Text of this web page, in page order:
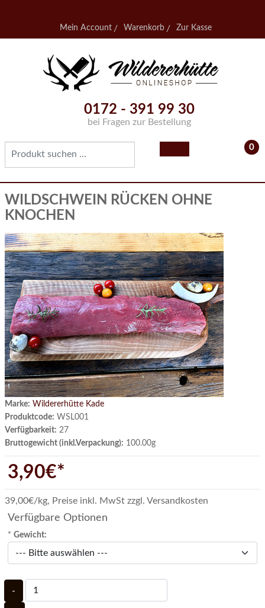
Mein Account Warenkorb Zur Kasse
0172 - 391 99 30
bei Fragen zur Bestellung
0
WILDSCHWEIN RÜCKEN OHNE
KNOCHEN
Marke: Wildererhütte Kade
Produktcode: WSL001
Verfügbarkeit: 27
Bruttogewicht (inkl.Verpackung): 100.00g
3,90€*
39,00€/kg, Preise inkl. MwSt zzgl. Versandkosten
Verfügbare Optionen
* Gewicht:
-